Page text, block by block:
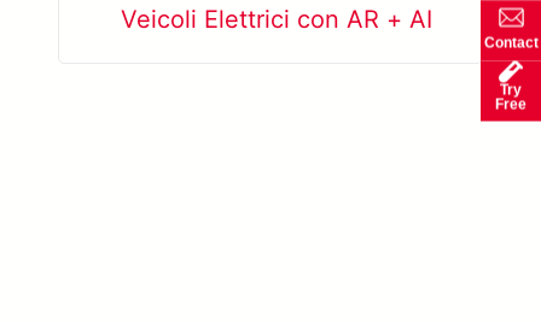
Veicoli Elettrici con AR + AI
Contact
Try
Free